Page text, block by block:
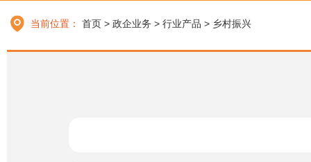
当前位置： 首页 > 政企业务 > 行业产品 > 乡村振兴